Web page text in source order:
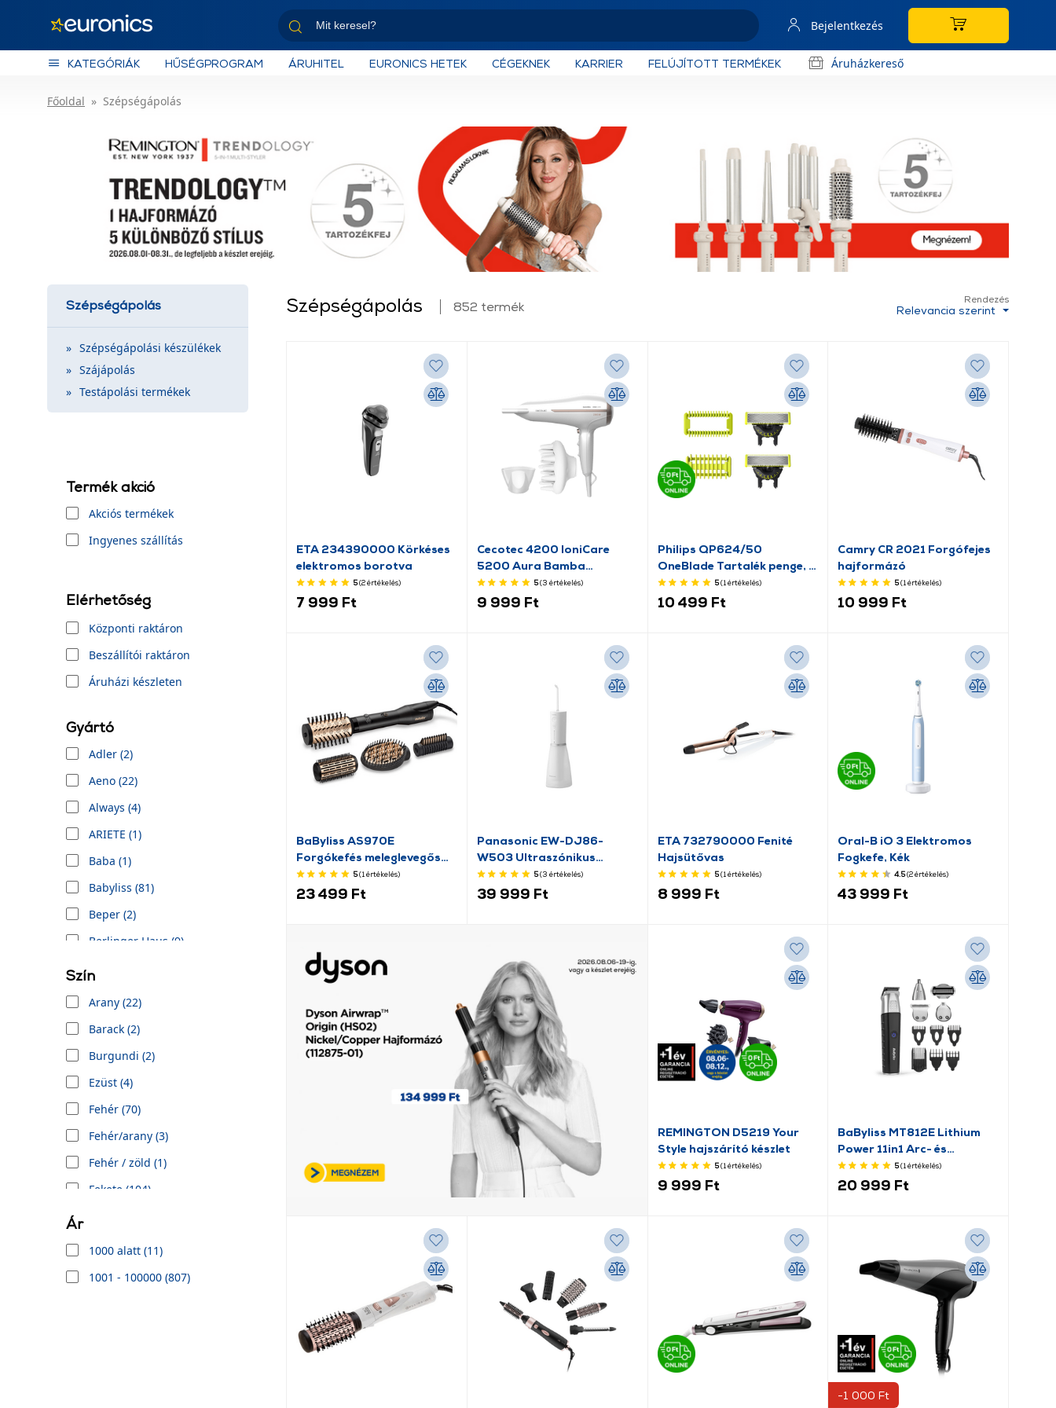
Bejelentkezés
KATEGÓRIÁK HŰSÉGPROGRAM ÁRUHITEL EURONICS HETEK CÉGEKNEK KARRIER FELÚJÍTOTT TERMÉKEK Áruházkereső
Főoldal Szépségápolás
Szépségápolás
Szépségápolási készülékek
Szájápolás
Testápolási termékek
Termék akció
Akciós termékek
Ingyenes szállítás
Elérhetőség
Központi raktáron
Beszállítói raktáron
Áruházi készleten
Gyártó
Adler (2)
Aeno (22)
Always (4)
ARIETE (1)
Baba (1)
Babyliss (81)
Beper (2)
Berlinger Haus (9)
Dyson (21)
Esperanza (4)
Eta (12)
Szín
Arany (22)
Barack (2)
Burgundi (2)
Ezüst (4)
Fehér (70)
Fehér/arany (3)
Fehér / zöld (1)
Fekete (104)
Ár
1000 alatt (11)
1001 - 100000 (807)
Szépségápolás 852 termék
Rendezés
Relevancia szerint
ETA 234390000 Körkéses
elektromos borotva
5(2értékelés)
7 999 Ft
Cecotec 4200 IoniCare
5200 Aura Bamba
Hajszárító
5(3 értékelés)
9 999 Ft
Philips QP624/50
OneBlade Tartalék penge, 2
db
5(1 értékelés)
10 499 Ft
Camry CR 2021 Forgófejes
hajformázó
5(1 értékelés)
10 999 Ft
BaByliss AS970E
Forgókefés meleglevegős
hajformázó
5(1 értékelés)
23 499 Ft
Panasonic EW-DJ86-
W503 Ultraszónikus
szájzuhany, fehér
5(3 értékelés)
39 999 Ft
ETA 732790000 Fenité
Hajsütővas
5(1 értékelés)
8 999 Ft
Oral-B iO 3 Elektromos
Fogkefe, Kék
4.5(2értékelés)
43 999 Ft
REMINGTON D5219 Your
Style hajszárító készlet
5(1 értékelés)
9 999 Ft
BaByliss MT812E Lithium
Power 11in1 Arc- és
testszőrtelenítő készlet,
szürke
5(1 értékelés)
20 999 Ft
-1 000 Ft